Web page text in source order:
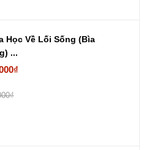
Học Về Lối Sống (Bìa
...